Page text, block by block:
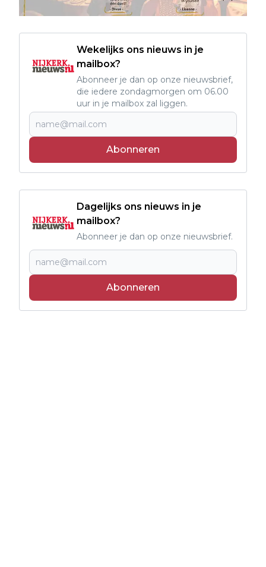
Wekelijks ons nieuws in je
mailbox?
Abonneer je dan op onze nieuwsbrief,
die iedere zondagmorgen om 06.00
uur in je mailbox zal liggen.
Abonneren
Dagelijks ons nieuws in je
mailbox?
Abonneer je dan op onze nieuwsbrief.
Abonneren